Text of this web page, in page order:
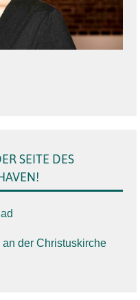
SEITE DES
der Christuskirche